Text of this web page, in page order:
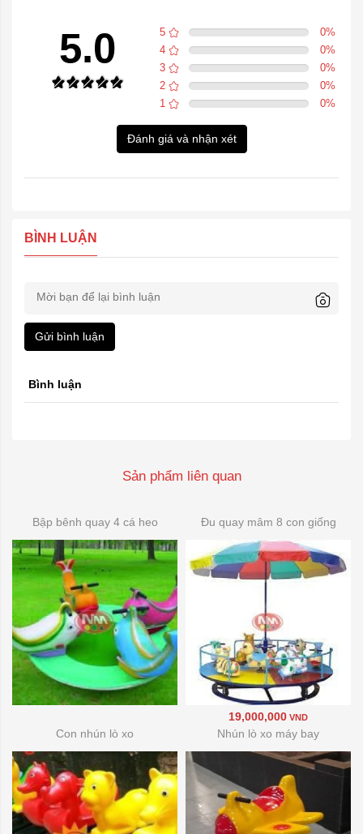
5.0 5 0%
4
0%
3
0%
2
0%
1
0%
Đánh giá và nhận xét
BÌNH LUẬN
Gửi bình luận
Bình luận
Sản phẩm liên quan
Bập bênh quay 4 cá heo Đu quay mâm 8 con giống
19,000,000 VND
Con nhún lò xo Nhún lò xo máy bay